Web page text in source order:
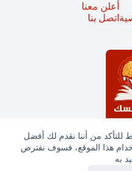
للتأكد من أننا نقدم لك أفضل
هذا الموقع، فسوف نفترض
بهنفسك 2025
أعلن معنا
اتصل بنا